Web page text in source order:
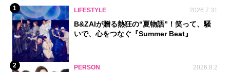
1 LIFESTYLE 2026.7.31
B&ZAIが贈る熱狂の“夏物語”！笑って、騒
いで、心をつなぐ『Summer Beat』
2 PERSON 2026.8.2